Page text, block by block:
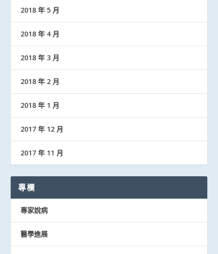
2018 年 5 月
2018 年 4 月
2018 年 3 月
2018 年 2 月
2018 年 1 月
2017 年 12 月
2017 年 11 月
專欄
專家說病
醫學進展